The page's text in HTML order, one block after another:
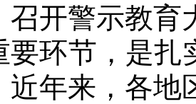
警示教育大
要环节，是扎
近年来，各地